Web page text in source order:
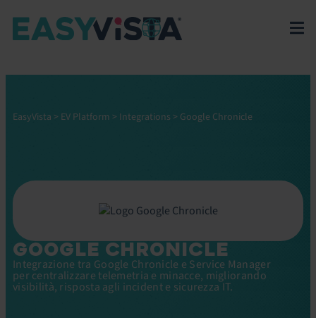
EasyVista > EV Platform > Integrations > Google Chronicle
GOOGLE CHRONICLE
Integrazione tra Google Chronicle e Service Manager
per centralizzare telemetria e minacce, migliorando
visibilità, risposta agli incident e sicurezza IT.